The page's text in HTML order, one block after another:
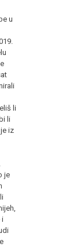
u
li
li
iz
je
i